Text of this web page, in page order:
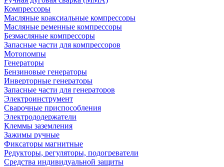
Компрессоры
Масляные коаксиальные компрессоры
Масляные ременные компрессоры
Безмасляные компрессоры
Запасные части для компрессоров
Мотопомпы
Генераторы
Бензиновые генераторы
Инверторные генераторы
Запасные части для генераторов
Электроинструмент
Сварочные приспособления
Электрододержатели
Клеммы заземления
Зажимы ручные
Фиксаторы магнитные
Редукторы, регуляторы, подогреватели
Средства индивидуальной защиты